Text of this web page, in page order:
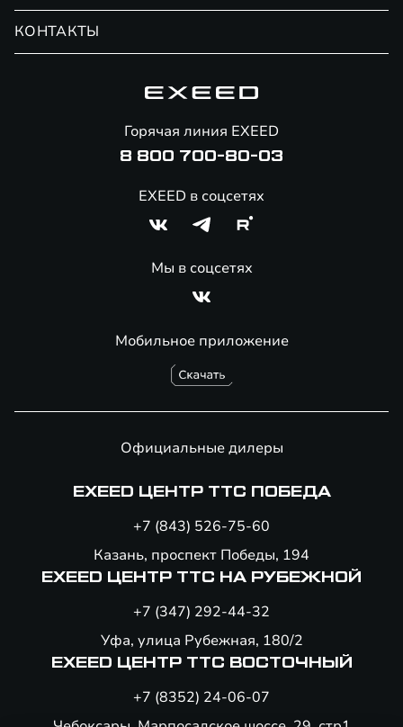
Сервис
Помощь на дорогах
Специальные предложения
КОНТАКТЫ
Мобильное приложение
Горячая линия EXEED
8 800 700-80-03
EXEED в соцсетях
Мы в соцсетях
Официальные дилеры
EXEED ЦЕНТР ТТС ПОБЕДА
+7 (843) 526-75-60
Казань, проспект Победы, 194
EXEED ЦЕНТР ТТС НА РУБЕЖНОЙ
+7 (347) 292-44-32
Уфа, улица Рубежная, 180/2
EXEED ЦЕНТР ТТС ВОСТОЧНЫЙ
+7 (8352) 24-06-07